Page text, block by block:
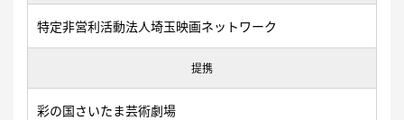
特定非営利活動法人埼玉映画ネットワーク
提携
彩の国さいたま芸術劇場